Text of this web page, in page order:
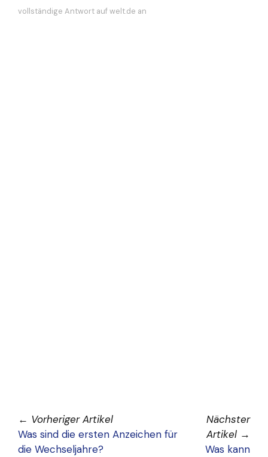
vollständige Antwort auf welt.de an
← Vorheriger Artikel
Was sind die ersten Anzeichen für
die Wechseljahre?
Nächster
Artikel →
Was kann